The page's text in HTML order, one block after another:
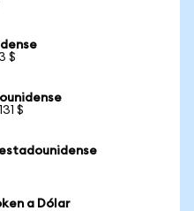
$
$
a Dólar